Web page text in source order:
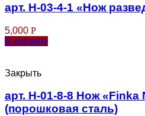
арт. Н-03-4-1 «Нож
5,000 Р
В корзину
Закрыть
арт. Н-01-8-8 Нож «Finka
(порошковая сталь)